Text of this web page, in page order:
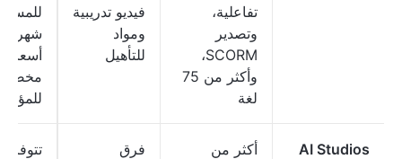
تفاعلية،
وتصدير
SCORM،
وأكثر من 75
لغة
فيديو تدريبية
ومواد
للتأهيل
شهريًا؛
أسعار
AI Studios
أكثر من
فرق
تتوفر